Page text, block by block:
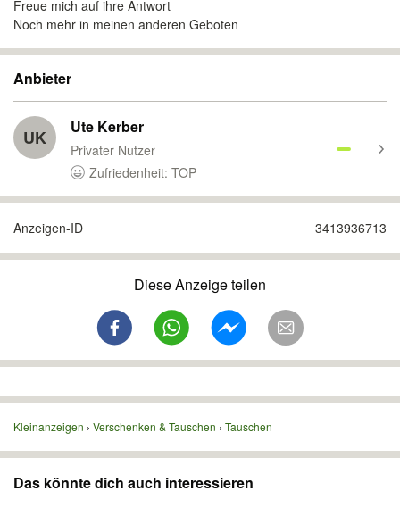
Freue mich auf ihre Antwort
Noch mehr in meinen anderen Geboten
Anbieter
UK Ute Kerber
Privater Nutzer
Zufriedenheit: TOP
Anzeigen-ID 3413936713
Diese Anzeige teilen
Kleinanzeigen Verschenken & Tauschen Tauschen
Das könnte dich auch interessieren